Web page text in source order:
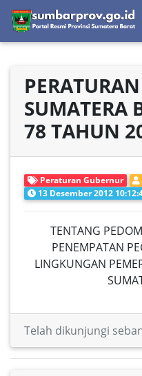
SUMATERA
78 TAHUN
Peraturan Gubernur
13 Desember 2012
TENTANG
PENEMPATAN
LINGKUNGAN
Telah dikunjungi